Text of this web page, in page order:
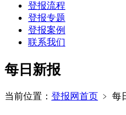
登报流程
登报专题
登报案例
联系我们
每日新报
当前位置： 登报网首页 ﹥ 每